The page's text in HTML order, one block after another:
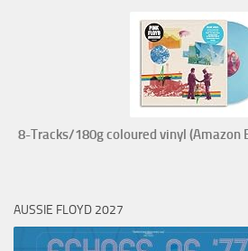
8-Tracks/180g coloured vinyl (Amazon
AUSSIE FLOYD 2027